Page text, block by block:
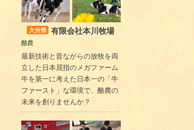
大分県 有限会社本川牧場
酪農
最新技術と昔ながらの放牧を両
立した日本屈指のメガファーム
牛を第一に考えた日本一の「牛
ファースト」な環境で、酪農の
未来を創りませんか？